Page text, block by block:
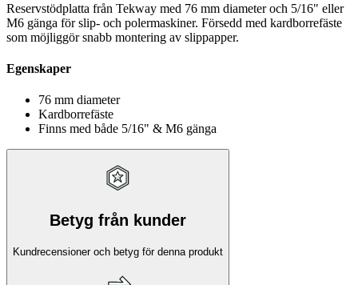
Reservstödplatta från Tekway med 76 mm diameter och 5/16" eller
M6 gänga för slip- och polermaskiner. Försedd med kardborrefäste
som möjliggör snabb montering av slippapper.
Egenskaper
76 mm diameter
Kardborrefäste
Finns med både 5/16" & M6 gänga
Betyg från kunder
Kundrecensioner och betyg för denna produkt